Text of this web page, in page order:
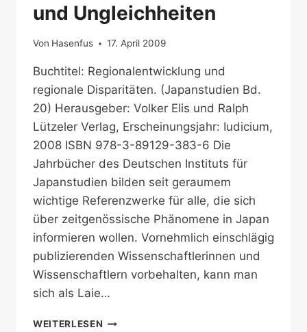
und Ungleichheiten
Von Hasenfus 17. April 2009
Buchtitel: Regionalentwicklung und
regionale Disparitäten. (Japanstudien Bd.
20) Herausgeber: Volker Elis und Ralph
Lützeler Verlag, Erscheinungsjahr: Iudicium,
2008 ISBN 978-3-89129-383-6 Die
Jahrbücher des Deutschen Instituts für
Japanstudien bilden seit geraumem
wichtige Referenzwerke für alle, die sich
über zeitgenössische Phänomene in Japan
informieren wollen. Vornehmlich einschlägig
publizierenden Wissenschaftlerinnen und
Wissenschaftlern vorbehalten, kann man
sich als Laie…
WEITERLESEN REGIONALE